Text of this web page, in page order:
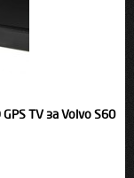
TV за Volvo S60